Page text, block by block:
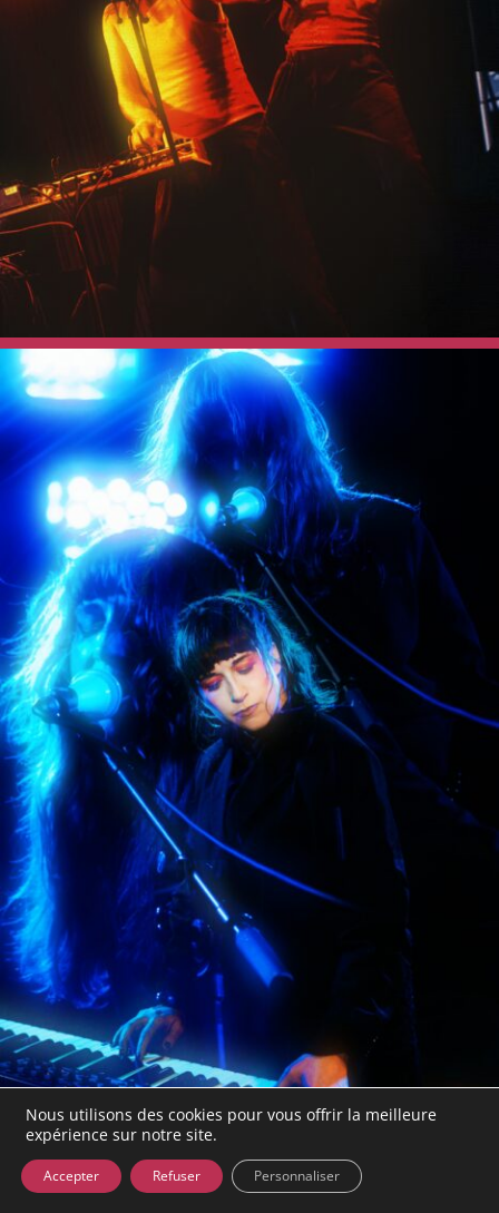
Les dernières galeries photos
Nous utilisons des cookies pour vous offrir la meilleure
expérience sur notre site.
Accepter Refuser Personnaliser